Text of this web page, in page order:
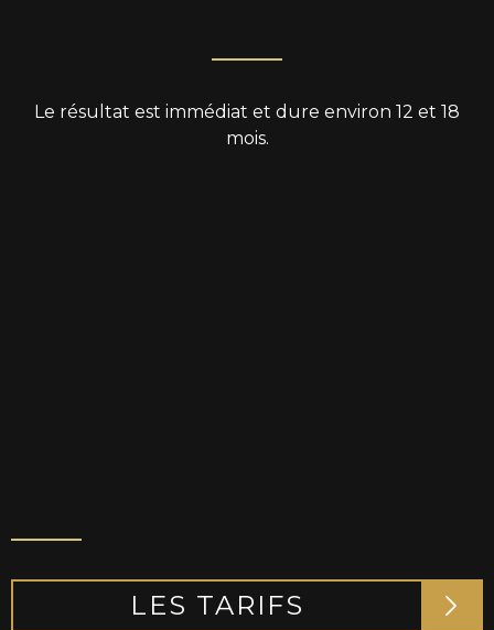
Le résultat est immédiat et dure environ 12 et 18
mois.
LES TARIFS